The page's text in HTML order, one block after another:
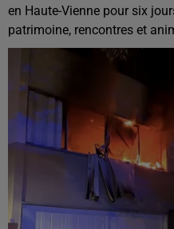
en Haute-Vienne pour six
patrimoine, rencontres et